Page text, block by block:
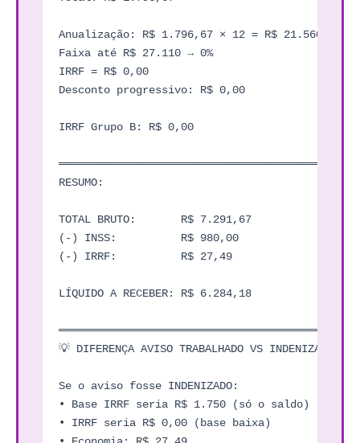
Anualização: R$ 1.796,67 × 12 = R$ 21.560,04
Faixa até R$ 27.110 → 0%
IRRF = R$ 0,00
Desconto progressivo: R$ 0,00
IRRF Grupo B: R$ 0,00
RESUMO:
TOTAL BRUTO:       R$ 7.291,67
(-) INSS:          R$ 980,00
(-) IRRF:          R$ 27,49
LÍQUIDO A RECEBER: R$ 6.284,18
💡 DIFERENÇA AVISO TRABALHADO VS INDENIZADO:
Se o aviso fosse INDENIZADO:
• Base IRRF seria R$ 1.750 (só o saldo)
• IRRF seria R$ 0,00 (base baixa)